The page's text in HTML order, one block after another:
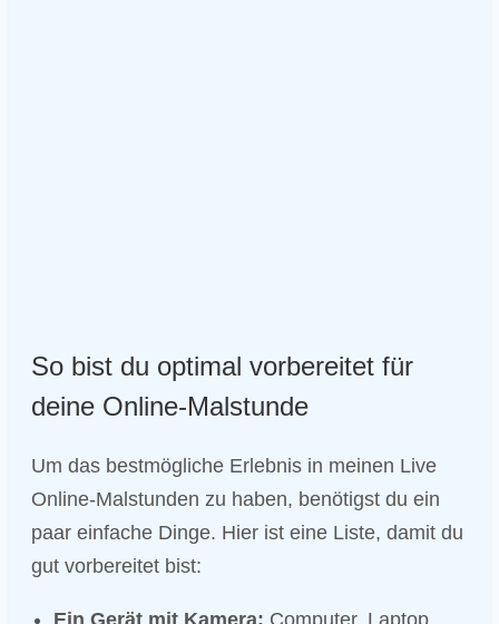
So bist du optimal vorbereitet für
deine Online-Malstunde
Um das bestmögliche Erlebnis in meinen Live
Online-Malstunden zu haben, benötigst du ein
paar einfache Dinge. Hier ist eine Liste, damit du
gut vorbereitet bist:
Ein Gerät mit Kamera: Computer, Laptop,